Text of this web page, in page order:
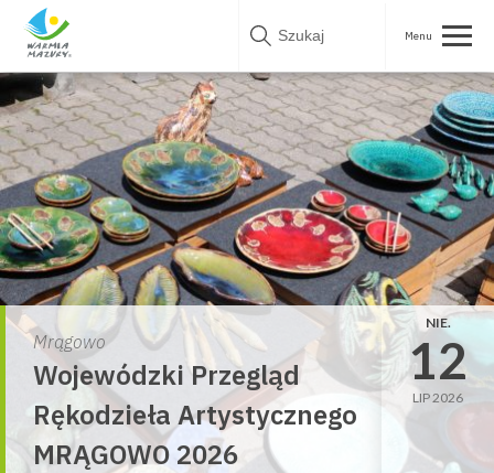
Skip
Mrągowo
Wojewódzki Przegląd
Rękodzieła Artystycznego
MRĄGOWO 2026
NIE.
12
LIP 2026